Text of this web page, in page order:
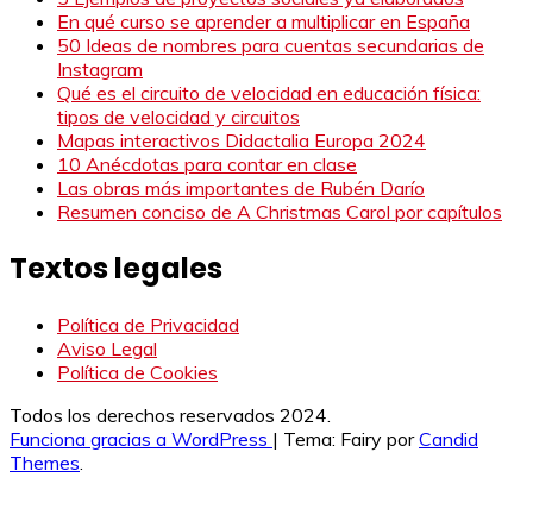
En qué curso se aprender a multiplicar en España
50 Ideas de nombres para cuentas secundarias de
Instagram
Qué es el circuito de velocidad en educación física:
tipos de velocidad y circuitos
Mapas interactivos Didactalia Europa 2024
10 Anécdotas para contar en clase
Las obras más importantes de Rubén Darío
Resumen conciso de A Christmas Carol por capítulos
Textos legales
Política de Privacidad
Aviso Legal
Política de Cookies
Todos los derechos reservados 2024.
Funciona gracias a WordPress | Tema: Fairy porCandid
Themes.